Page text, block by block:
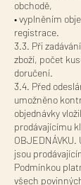
obchodě,
• vyplněním
registrace.
3.3. Při
zboží, počet
doručení.
3.4. Před
umožněno
objednávky
prodávajícímu
OBJEDNÁVKU.
jsou
Podmínkou
všech